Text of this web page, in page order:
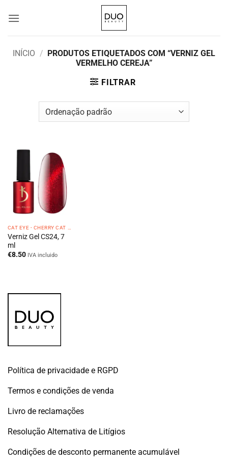
INÍCIO / PRODUTOS ETIQUETADOS COM “VERNIZ GEL
VERMELHO CEREJA”
FILTRAR
CAT EYE - CHERRY CAT SHINE
Verniz Gel CS24, 7
ml
€8.50 IVA incluido
Política de privacidade e RGPD
Termos e condições de venda
Livro de reclamações
Resolução Alternativa de Litígios
Condições de desconto permanente acumulável